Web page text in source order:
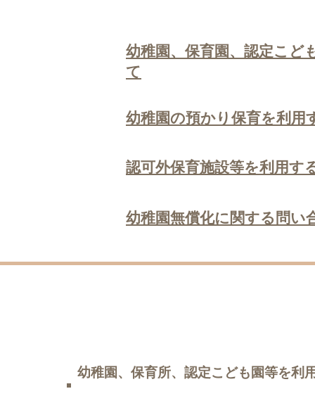
幼稚園、保育園、認定こど
て
幼稚園の預かり保育を利
認可外保育施設等を利用す
幼稚園無償化に関する問い
幼稚園、保育所、認定こども園等を利